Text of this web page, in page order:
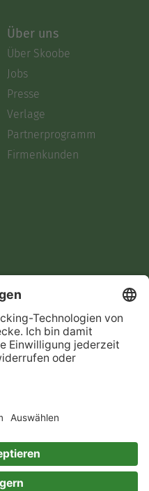
Über uns
Über Skoobe
Jobs
Presse
Verlage
Partnerprogramm
Firmenkunden
Buch